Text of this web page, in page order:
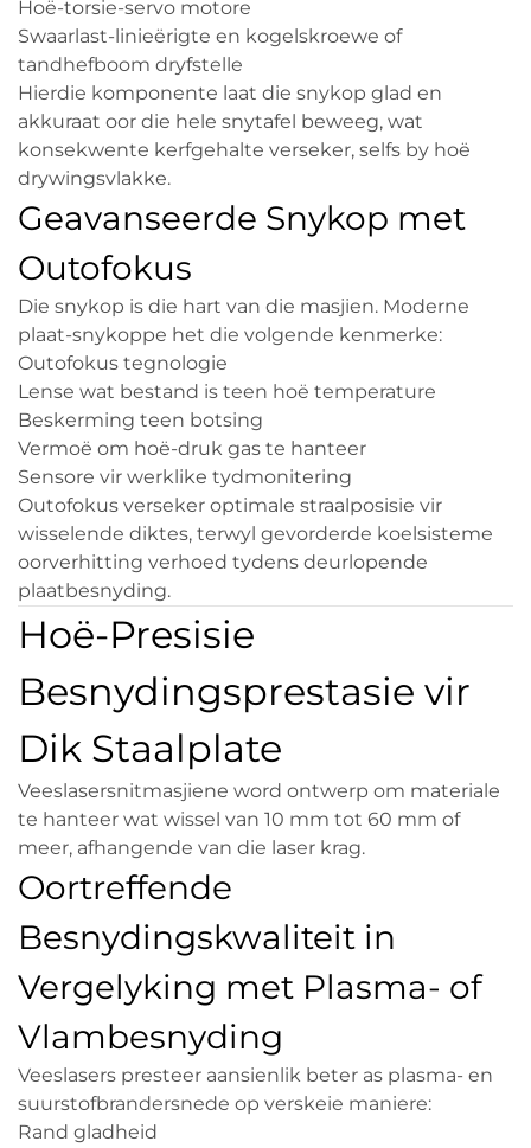
Hoë-torsie-servo motore
Swaarlast-linieërigte en kogelskroewe of
tandhefboom dryfstelle
Hierdie komponente laat die snykop glad en
akkuraat oor die hele snytafel beweeg, wat
konsekwente kerfgehalte verseker, selfs by hoë
drywingsvlakke.
Geavanseerde Snykop met
Outofokus
Die snykop is die hart van die masjien. Moderne
plaat-snykoppe het die volgende kenmerke:
Outofokus tegnologie
Lense wat bestand is teen hoë temperature
Beskerming teen botsing
Vermoë om hoë-druk gas te hanteer
Sensore vir werklike tydmonitering
Outofokus verseker optimale straalposisie vir
wisselende diktes, terwyl gevorderde koelsisteme
oorverhitting verhoed tydens deurlopende
plaatbesnyding.
Hoë-Presisie
Besnydingsprestasie vir
Dik Staalplate
Veeslasersnitmasjiene word ontwerp om materiale
te hanteer wat wissel van 10 mm tot 60 mm of
meer, afhangende van die laser krag.
Oortreffende
Besnydingskwaliteit in
Vergelyking met Plasma- of
Vlambesnyding
Veeslasers presteer aansienlik beter as plasma- en
suurstofbrandersnede op verskeie maniere:
Rand gladheid